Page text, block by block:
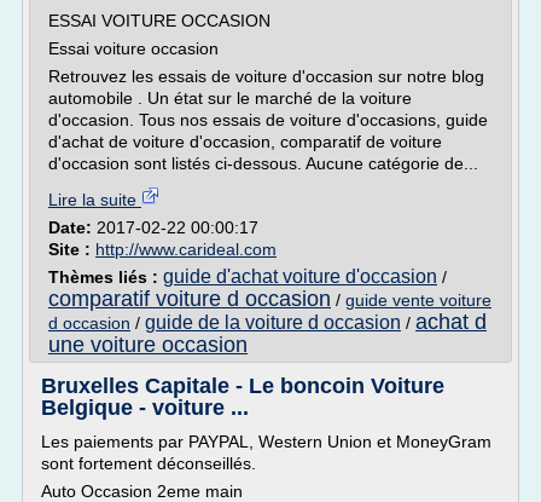
ESSAI VOITURE OCCASION
Essai voiture occasion
Retrouvez les essais de voiture d'occasion sur notre blog
automobile . Un état sur le marché de la voiture
d'occasion. Tous nos essais de voiture d'occasions, guide
d'achat de voiture d'occasion, comparatif de voiture
d'occasion sont listés ci-dessous. Aucune catégorie de...
Lire la suite
Date: 2017-02-22 00:00:17
Site : http://www.carideal.com
Thèmes liés : guide d'achat voiture d'occasion /
comparatif voiture d occasion / guide vente voiture
d occasion / guide de la voiture d occasion / achat d
une voiture occasion
Bruxelles Capitale - Le boncoin Voiture
Belgique - voiture ...
Les paiements par PAYPAL, Western Union et MoneyGram
sont fortement déconseillés.
Auto Occasion 2eme main